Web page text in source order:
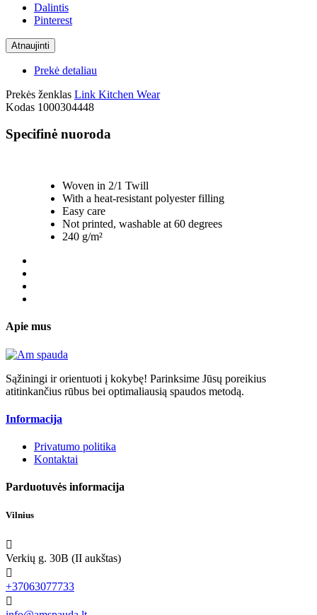
Dalintis
Pinterest
Prekė detaliau
Prekės ženklas Link Kitchen Wear
Kodas 1000304448
Specifinė nuoroda
Woven in 2/1 Twill
With a heat-resistant polyester filling
Easy care
Not printed, washable at 60 degrees
240 g/m²
Apie mus
Sąžiningi ir orientuoti į kokybę! Parinksime Jūsų poreikius
atitinkančius rūbus bei optimaliausią spaudos metodą.
Informacija
Privatumo politika
Kontaktai
Parduotuvės informacija
Vilnius

Verkių g. 30B (II aukštas)

+37063077733
